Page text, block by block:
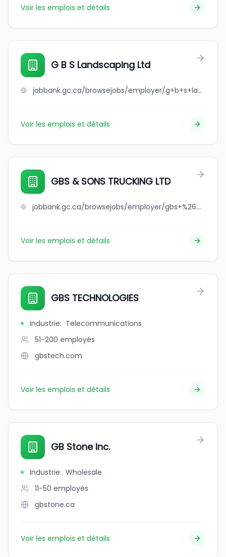
Voir les emplois et détails
G B S Landscaping Ltd
jobbank.gc.ca/browsejobs/employer/g+b+s+landscaping+ltd/ca
Voir les emplois et détails
GBS & SONS TRUCKING LTD
jobbank.gc.ca/browsejobs/employer/gbs+%26+sons+trucking+ltd/ca
Voir les emplois et détails
GBS TECHNOLOGIES
Industrie: Telecommunications
51-200 employés
gbstech.com
Voir les emplois et détails
GB Stone Inc.
Industrie: Wholesale
11-50 employés
gbstone.ca
Voir les emplois et détails